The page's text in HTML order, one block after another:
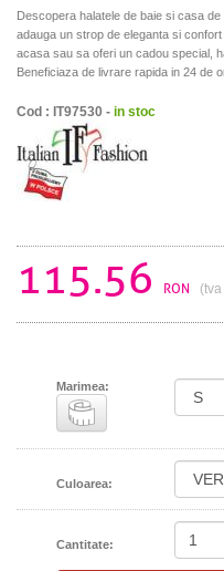
Descopera halatele de baie si casa
adauga un strop de eleganta si
acasa sau sa oferi un cadou special,
Beneficiaza de livrare rapida in 24 de
Cod : IT97530 - in stoc
115.56 RON
Marimea:
Culoarea:
Cantitate: